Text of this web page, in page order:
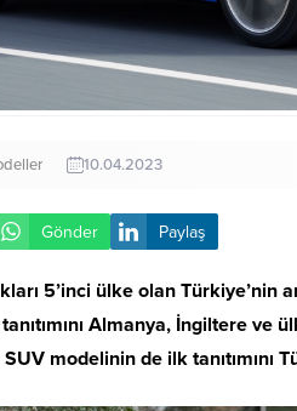
10.04.2023
Gönder Paylaş
5’inci ülke olan
Almanya, İngiltere ve
modelinin de ilk tanıtımını